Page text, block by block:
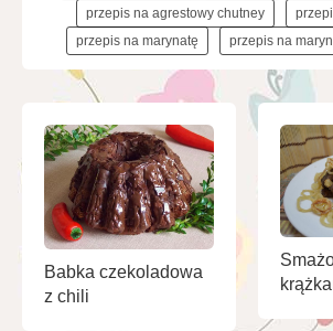
przepis na agrestowy chutney
przepis na marynatę
przepis na
Babka czekoladowa
z chili